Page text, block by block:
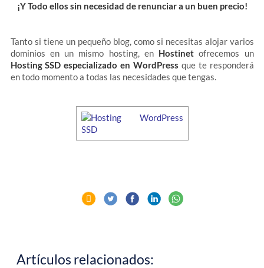
¡Y Todo ellos sin necesidad de renunciar a un buen precio!
Tanto si tiene un pequeño blog, como si necesitas alojar varios
dominios en un mismo hosting, en Hostinet ofrecemos un
Hosting SSD especializado en WordPress que te responderá
en todo momento a todas las necesidades que tengas.
Artículos relacionados: